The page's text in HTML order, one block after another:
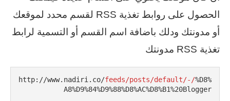
الحصول على روابط تغذية RSS لقسم محدد لموقعك
أو مدونتك ودلك باضافة اسم القسم أو التسمية لرابط
تغذية RSS مدونتك
http://www.nadiri.co/feeds/posts/default/-/%D8%
A8%D9%84%D9%88%D8%AC%D8%B1%20Blogger